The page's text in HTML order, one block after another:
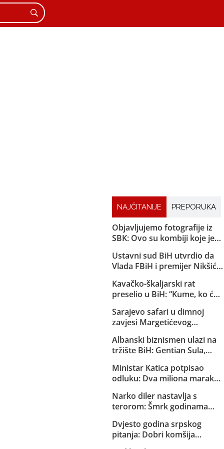
NAJČITANIJE PREPORUKA
Objavljujemo fotografije iz
SBK: Ovo su kombiji koje je
Republike Srpske za akciju u
Bugojnu!
Ustavni sud BiH utvrdio da
Vlada FBiH i premijer Nikšić
odluka: Sud obavijestio
državno Tužilaštvo
Kavačko-škaljarski rat
preselio u BiH: “Kume, ko će
Sarajevo safari u dimnoj
zavjesi Margetićevog
medijski spektakl i nula
konkretnih dokaza
Albanski biznismen ulazi na
tržište BiH: Gentian Sula,
u dvije države, dobio licencu
DERK-a za trgovinu strujom
Ministar Katica potpisao
odluku: Dva miliona maraka
osiguranje helikoptera MUP-
a KS
Narko diler nastavlja s
terorom: Šmrk godinama
Sarajlije i snima svoje
brutalne akcije!
Dvjesto godina srpskog
pitanja: Dobri komšija